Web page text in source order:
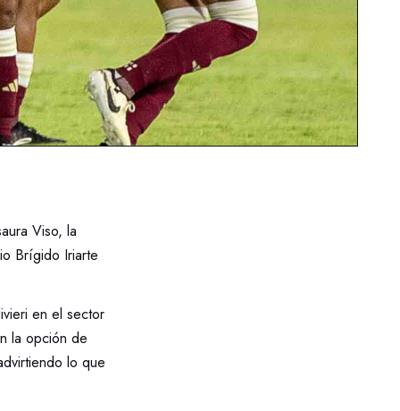
Viso, la
Brígido Iriarte
en el sector
la opción de
lo que